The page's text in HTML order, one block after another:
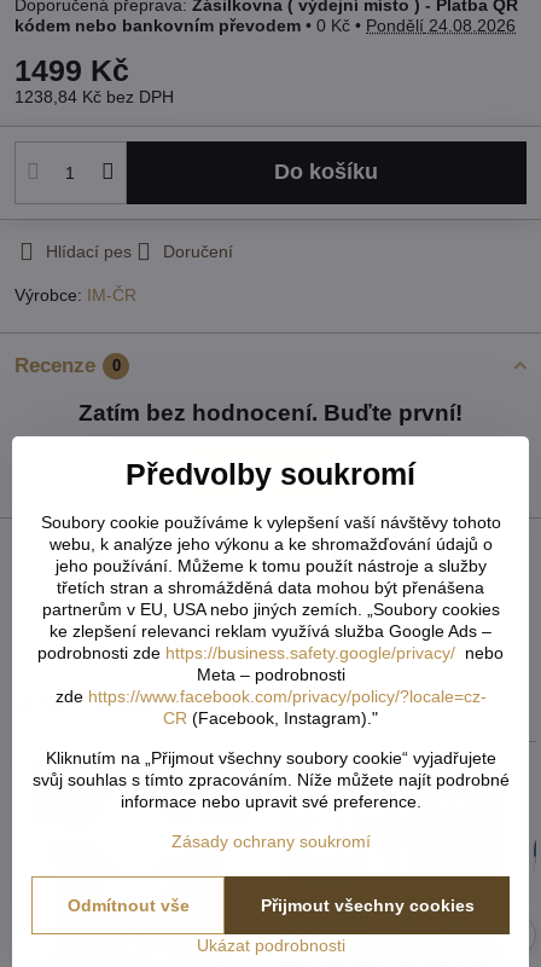
Zásilkovna ( výdejní místo ) - Platba QR
kódem nebo bankovním převodem • 0 Kč • Pondělí 24.08.2026
1499 Kč
1238,84 Kč bez DPH
Do košíku
Hlídací pes Doručení
Výrobce: IM-ČR
Recenze 0
Zatím bez hodnocení. Buďte první!
Přidat recenzi
FacebookTwitterBlueskyPinterestRedditLinkedInWhatsApp
E-
mail
Předchozí produkt Následující produkt
Alternativní produkty
Předvolby soukromí
Soubory cookie používáme k vylepšení vaší návštěvy tohoto
webu, k analýze jeho výkonu a ke shromažďování údajů o
jeho používání. Můžeme k tomu použít nástroje a služby
třetích stran a shromážděná data mohou být přenášena
partnerům v EU, USA nebo jiných zemích. „Soubory cookies
ke zlepšení relevanci reklam využívá služba Google Ads –
podrobnosti zde https://business.safety.google/privacy/ nebo
Meta – podrobnosti
zde https://www.facebook.com/privacy/policy/?locale=cz-
CR (Facebook, Instagram)."
Kliknutím na „Přijmout všechny soubory cookie“ vyjadřujete
svůj souhlas s tímto zpracováním. Níže můžete najít podrobné
informace nebo upravit své preference.
Zásady ochrany soukromí
Ukázat podrobnosti
Přijmout všechny cookies
Odmítnout vše